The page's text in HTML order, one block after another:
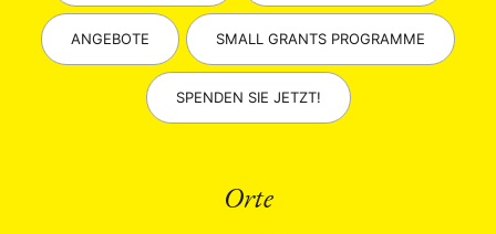
ANGEBOTE SMALL GRANTS PROGRAMME
SPENDEN SIE JETZT!
Orte